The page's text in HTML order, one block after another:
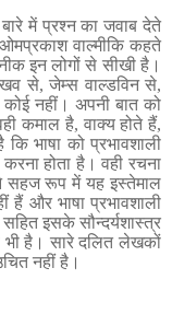
में प्रश्न का जवाब देते
वाल्मीकि कहते
इन लोगों से सीखी है।
से, जेम्स वाल्डविन से,
नहीं। अपनी बात को
कमाल है, वाक्य होते हैं,
भाषा को प्रभावशाली
होता है। वही रचना
रूप में यह इस्तेमाल
हैं और भाषा प्रभावशाली
इसके सौन्दर्यशास्त्र
है । सारे दलित लेखकों
नहीं है।